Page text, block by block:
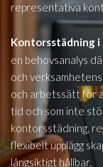
representativa
Kontorsstädning i
en behovsanalys
och
och arbetssätt för
tid och som inte
kontorsstädning,
flexibelt upplägg
långsiktigt hållbar.